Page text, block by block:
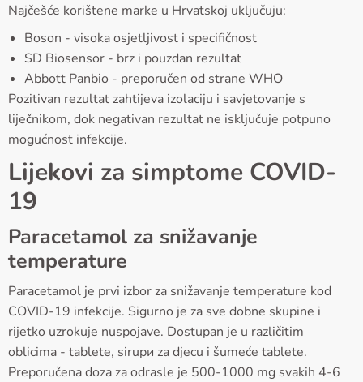
Najčešće korištene marke u Hrvatskoj uključuju:
Boson - visoka osjetljivost i specifičnost
SD Biosensor - brz i pouzdan rezultat
Abbott Panbio - preporučen od strane WHO
Pozitivan rezultat zahtijeva izolaciju i savjetovanje s
liječnikom, dok negativan rezultat ne isključuje potpuno
mogućnost infekcije.
Lijekovi za simptome COVID-
19
Paracetamol za snižavanje
temperature
Paracetamol je prvi izbor za snižavanje temperature kod
COVID-19 infekcije. Sigurno je za sve dobne skupine i
rijetko uzrokuje nuspojave. Dostupan je u različitim
oblicima - tablete, sirupи za djecu i šumeće tablete.
Preporučena doza za odrasle je 500-1000 mg svakih 4-6